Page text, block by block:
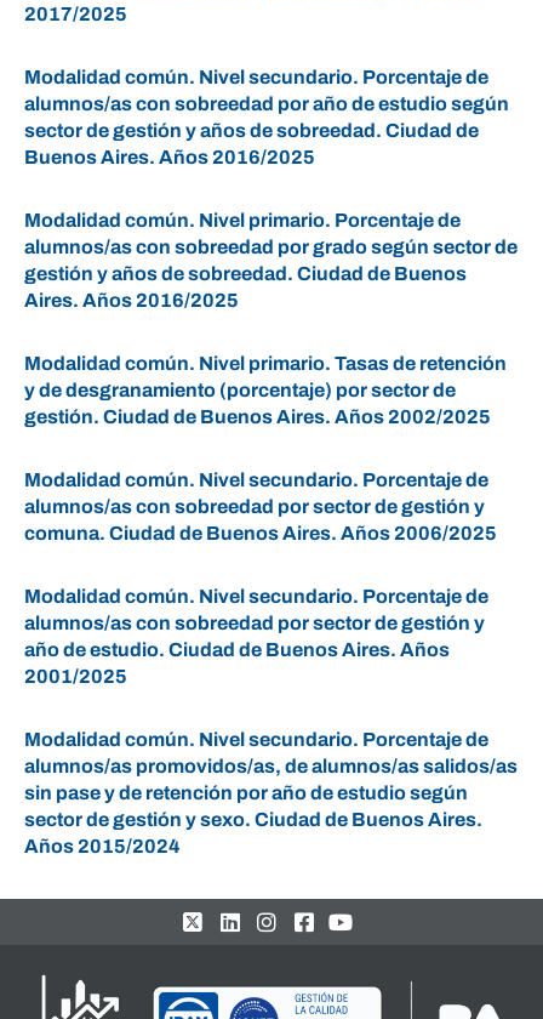
2017/2025
Modalidad común. Nivel secundario. Porcentaje de
alumnos/as con sobreedad por año de estudio según
sector de gestión y años de sobreedad. Ciudad de
Buenos Aires. Años 2016/2025
Modalidad común. Nivel primario. Porcentaje de
alumnos/as con sobreedad por grado según sector de
gestión y años de sobreedad. Ciudad de Buenos
Aires. Años 2016/2025
Modalidad común. Nivel primario. Tasas de retención
y de desgranamiento (porcentaje) por sector de
gestión. Ciudad de Buenos Aires. Años 2002/2025
Modalidad común. Nivel secundario. Porcentaje de
alumnos/as con sobreedad por sector de gestión y
comuna. Ciudad de Buenos Aires. Años 2006/2025
Modalidad común. Nivel secundario. Porcentaje de
alumnos/as con sobreedad por sector de gestión y
año de estudio. Ciudad de Buenos Aires. Años
2001/2025
Modalidad común. Nivel secundario. Porcentaje de
alumnos/as promovidos/as, de alumnos/as salidos/as
sin pase y de retención por año de estudio según
sector de gestión y sexo. Ciudad de Buenos Aires.
Años 2015/2024